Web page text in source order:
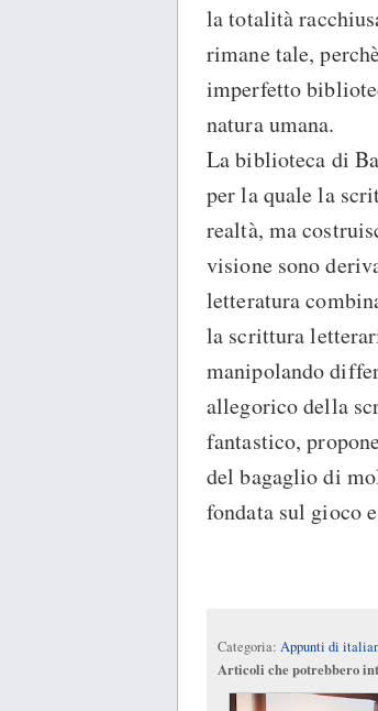
la totalità
rimane tale,
imperfetto
natura umana.
La biblioteca di
per la quale la
realtà, ma
visione sono
letteratura
la scrittura
manipolando
allegorico della
fantastico,
del bagaglio di
fondata sul gioco
Categoria: Appunti di
Articoli che potrebbero